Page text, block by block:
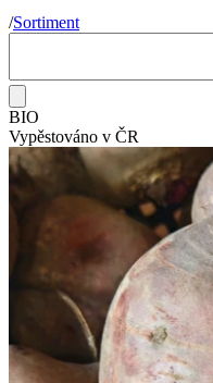
/Sortiment
BIO
Vypěstováno v ČR